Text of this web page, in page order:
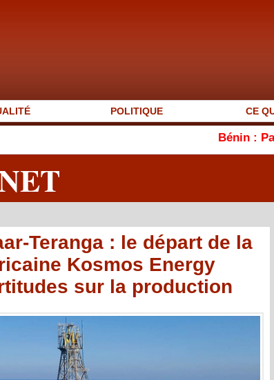
POLITIQUE CE
Bénin : Patrice Talon
Teranga : le départ de la
Kosmos Energy
sur la production